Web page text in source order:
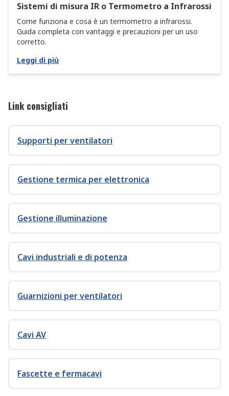
Sistemi di misura IR o Termometro a Infrarossi
Come funziona e cosa è un termometro a infrarossi.
Guida completa con vantaggi e precauzioni per un uso
corretto.
Leggi di più
Link consigliati
Supporti per ventilatori
Gestione termica per elettronica
Gestione illuminazione
Cavi industriali e di potenza
Guarnizioni per ventilatori
Cavi AV
Fascette e fermacavi